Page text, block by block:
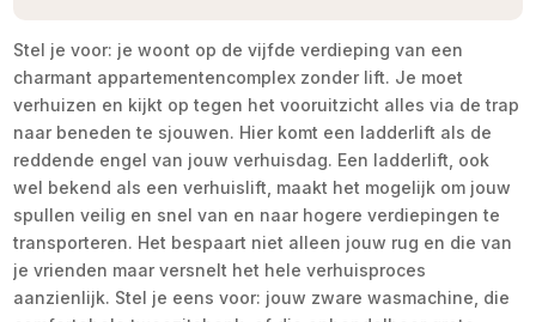
Stel je voor: je woont op de vijfde verdieping van een
charmant appartementencomplex zonder lift. Je moet
verhuizen en kijkt op tegen het vooruitzicht alles via de trap
naar beneden te sjouwen. Hier komt een ladderlift als de
reddende engel van jouw verhuisdag. Een ladderlift, ook
wel bekend als een verhuislift, maakt het mogelijk om jouw
spullen veilig en snel van en naar hogere verdiepingen te
transporteren. Het bespaart niet alleen jouw rug en die van
je vrienden maar versnelt het hele verhuisproces
aanzienlijk. Stel je eens voor: jouw zware wasmachine, die